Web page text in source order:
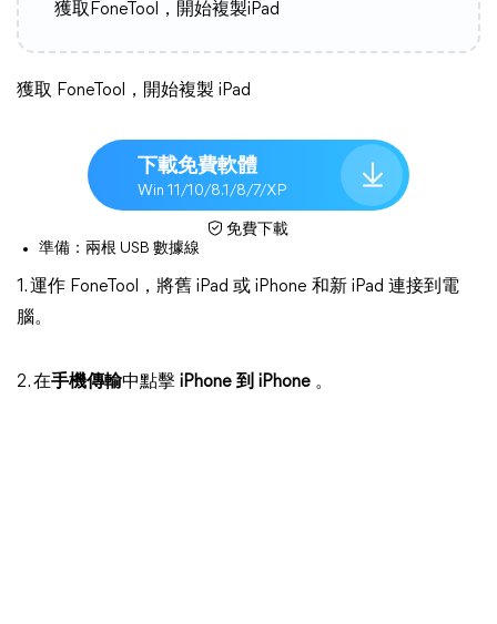
獲取FoneTool，開始複製iPad
獲取 FoneTool，開始複製 iPad
下載免費軟體
Win 11/10/8.1/8/7/XP
免費下載
準備：兩根 USB 數據線
1. 運作 FoneTool，將舊 iPad 或 iPhone 和新 iPad 連接到電
腦。
2. 在手機傳輸中點擊 iPhone 到 iPhone 。